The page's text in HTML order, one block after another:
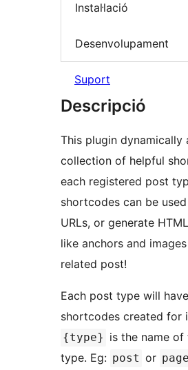
Instal·lació
Desenvolupament
Suport
Descripció
This plugin dynamically
collection of helpful
each registered post
shortcodes can be
URLs, or generate
like anchors and
related post!
Each post type will
shortcodes created for
{type} is the name of
type. Eg: post or page